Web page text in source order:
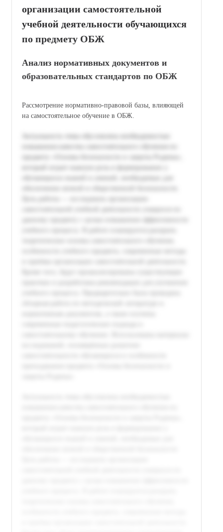
организации самостоятельной
учебной деятельности обучающихся
по предмету ОБЖ
Анализ нормативных документов и
образовательных стандартов по ОБЖ
Рассмотрение нормативно-правовой базы, влияющей
на самостоятельное обучение в ОБЖ.